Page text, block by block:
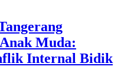
Muda:
Internal Bidik